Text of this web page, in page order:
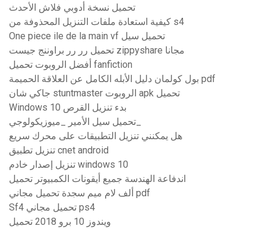
تحميل نسخة أدوبي فلاش الأحدث
كيفية استعادة ملفات التنزيل المحذوفة من s4
One piece ile de la main vf تحميل سيل
تحميل رر رر براوننج جيست zippyshare مجانا
أفضل الروبوت تحميل fanfiction
بول كولمان دليل الأبله الكامل عن العلاقة الحميمة pdf
جاكي شان stuntmaster الروبوت apk تحميل
Windows 10 بدء تنزيل القرص
هل يمكنني تنزيل التطبيقات على محرك سريع
تنزيل تطبيق cnet android
تنزيل إصدار خادم windows 10
اندفاعة الهندسة جميع أيقونات الكمبيوتر تحميل
ألف لام ميم سجدة تحميل مجاني pdf
Sf4 تحميل مجاني ps4
ويندوز 10 برو 2018 تحميل